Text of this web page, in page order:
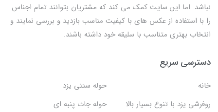
نباشد. اما این سایت کمک می کند که مشتریان بتوانند تمام اجناس
را با استفاده از عکس های با کیفیت مناسب بازدید و بررسی نمایند و
انتخاب بهتری متناسب با سلیقه خود داشته باشند.
دسترسی سریع
خانه
حوله سنتی یزد
روفرشی یزد با تنوع بسیار بالا
حوله جات پنبه ای